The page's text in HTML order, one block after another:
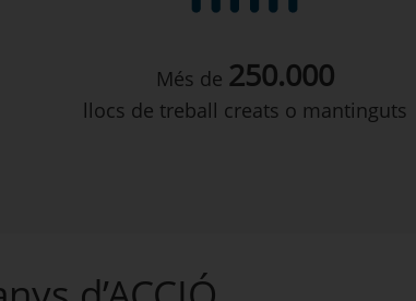
Més de 250.000
llocs de treball creats o mantinguts